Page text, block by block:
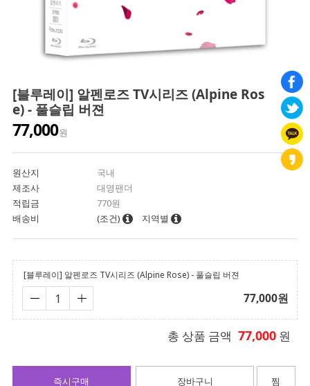
[블루레이] 알펜로즈 TV시리즈 (Alpine Ros
e) - 풀슬립 버젼
77,000원
원산지
국내
제조사
대영팬더
적립금
770원
배송비
(조건) 지역별
[블루레이] 알펜로즈 TV시리즈 (Alpine Rose) - 풀슬립 버젼
77,000원
총 상품 금액 77,000 원
장바구니
즉시구매 찜